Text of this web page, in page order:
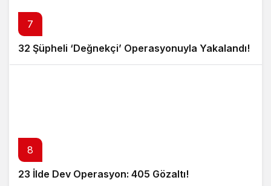
7
32 Şüpheli ‘Değnekçi’ Operasyonuyla Yakalandı!
8
23 İlde Dev Operasyon: 405 Gözaltı!